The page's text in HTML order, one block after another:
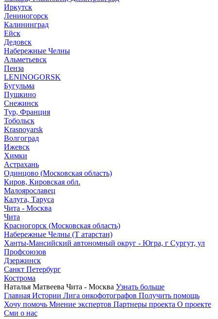
Иркутск
Лениногорск
Калининград
Ейск
Дедовск
Набережные Челны
Альметьевск
Пенза
LENINOGORSK
Бугульма
Пушкино
Снежинск
Тур, Франция
Тобольск
Krasnoyarsk
Волгоград
Ижевск
Химки
Астрахань
Одинцово (Московская область)
Киров, Кировская обл.
Малоярославец
Калуга, Таруса
Чита - Москва
Чита
Красногорск (Московская область)
Набережные Челны (Т атарстан)
Ханты-Мансийский автономный округ - Югра, г Сургут, ул
Профсоюзов
Дзержинск
Санкт Петербург
Кострома
Наталья Матвеева Чита - Москва Узнать больше
Главная Истории Лига онкофотографов Получить помощь
Хочу помочь Мнение экспертов Партнеры проекта О проекте
Сми о нас